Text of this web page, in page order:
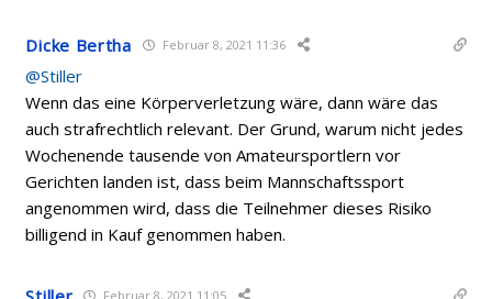
Dicke Bertha Februar 8, 2021 11:36
@Stiller
Wenn das eine Körperverletzung wäre, dann wäre das
auch strafrechtlich relevant. Der Grund, warum nicht jedes
Wochenende tausende von Amateursportlern vor
Gerichten landen ist, dass beim Mannschaftssport
angenommen wird, dass die Teilnehmer dieses Risiko
billigend in Kauf genommen haben.
Februar 8, 2021 11:05